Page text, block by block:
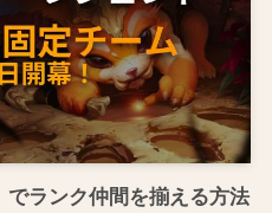
ランク仲間を揃える方法